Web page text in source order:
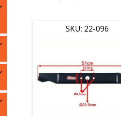
SKU: 22-096